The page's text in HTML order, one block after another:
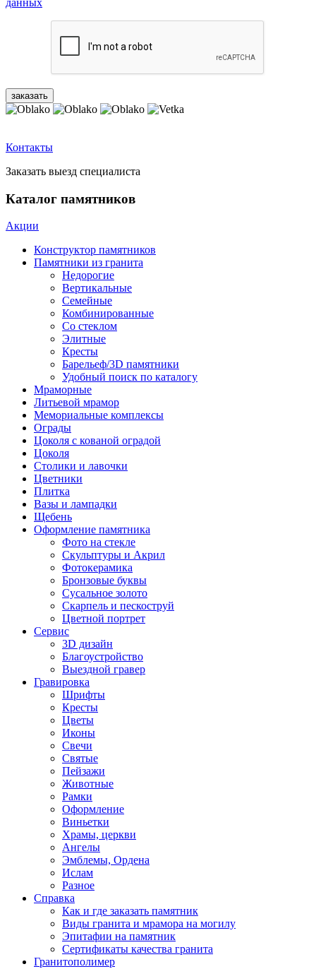
данных
Контакты
Заказать выезд специалиста
Каталог памятников
Акции
Конструктор памятников
Памятники из гранита
Недорогие
Вертикальные
Семейные
Комбинированные
Со стеклом
Элитные
Кресты
Барельеф/3D памятники
Удобный поиск по каталогу
Мраморные
Литьевой мрамор
Мемориальные комплексы
Ограды
Цоколя с кованой оградой
Цоколя
Столики и лавочки
Цветники
Плитка
Вазы и лампадки
Щебень
Оформление памятника
Фото на стекле
Скульптуры и Акрил
Фотокерамика
Бронзовые буквы
Сусальное золото
Скарпель и пескоструй
Цветной портрет
Сервис
3D дизайн
Благоустройство
Выездной гравер
Гравировка
Шрифты
Кресты
Цветы
Иконы
Свечи
Святые
Пейзажи
Животные
Рамки
Оформление
Виньетки
Храмы, церкви
Ангелы
Эмблемы, Ордена
Ислам
Разное
Справка
Как и где заказать памятник
Виды гранита и мрамора на могилу
Эпитафии на памятник
Сертификаты качества гранита
Гранитополимер